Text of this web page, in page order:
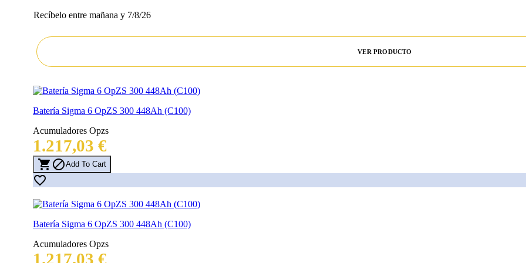
Recíbelo entre mañana y 7/8/26
VER PRODUCTO
Batería Sigma 6 OpZS 300 448Ah (C100)
Acumuladores Opzs
1.217,03 €
 Add To Cart

Batería Sigma 6 OpZS 300 448Ah (C100)
Acumuladores Opzs
1.217,03 €